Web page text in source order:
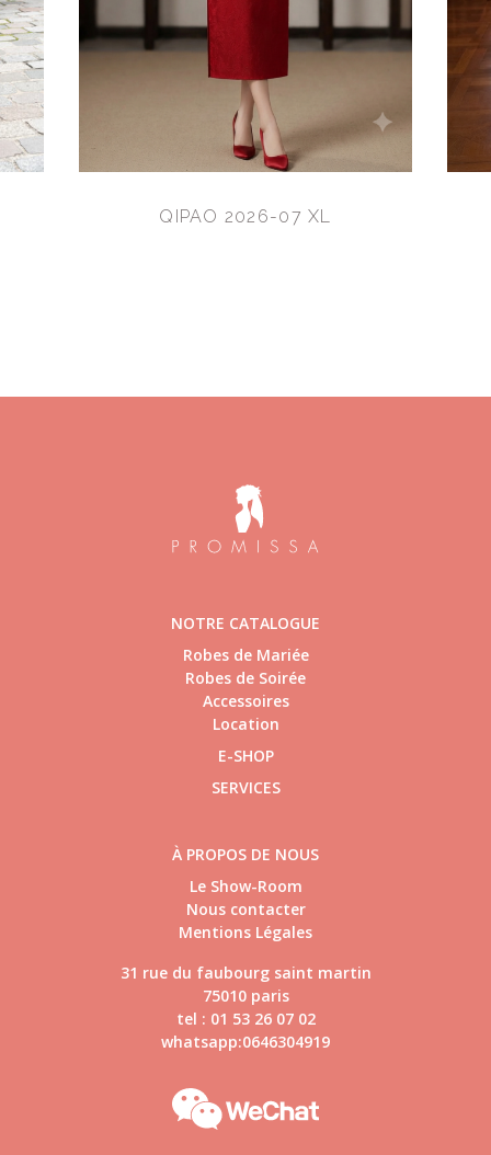
QIPAO 2026-07 XL
NOTRE CATALOGUE
Robes de Mariée
Robes de Soirée
Accessoires
Location
E-SHOP
SERVICES
À PROPOS DE NOUS
Le Show-Room
Nous contacter
Mentions Légales
31 rue du faubourg saint martin
75010 paris
tel : 01 53 26 07 02
whatsapp:0646304919